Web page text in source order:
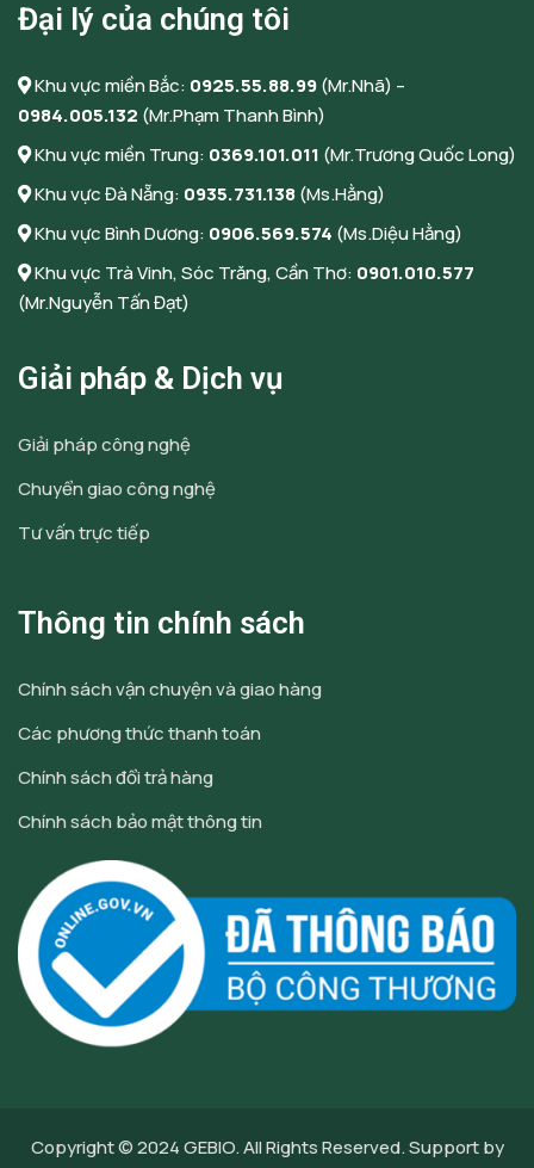
Đại lý của chúng tôi
Khu vực miền Bắc: 0925.55.88.99(Mr.Nhã) –
0984.005.132 (Mr.Phạm Thanh Bình)
Khu vực miền Trung: 0369.101.011 (Mr.Trương Quốc Long)
Khu vực Đà Nẵng: 0935.731.138(Ms.Hằng)
Khu vực Bình Dương: 0906.569.574 (Ms.Diệu Hằng)
Khu vực Trà Vinh, Sóc Trăng, Cần Thơ: 0901.010.577
(Mr.Nguyễn Tấn Đạt)
Giải pháp & Dịch vụ
Giải pháp công nghệ
Chuyển giao công nghệ
Tư vấn trực tiếp
Thông tin chính sách
Chính sách vận chuyện và giao hàng
Các phương thức thanh toán
Chính sách đổi trả hàng
Chính sách bảo mật thông tin
Copyright © 2024GEBIO. All Rights Reserved. Support by